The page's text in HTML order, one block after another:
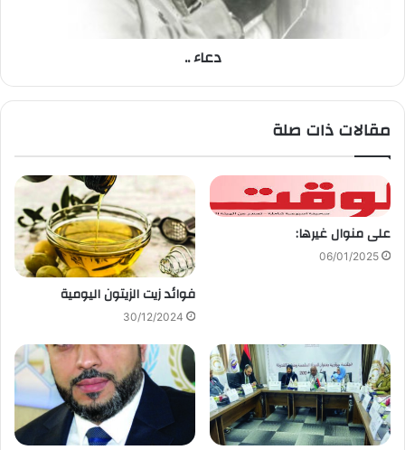
دعاء ..
مقالات ذات صلة
على منوال غيرها:
06/01/2025
فوائد زيت الزيتون اليومية
30/12/2024